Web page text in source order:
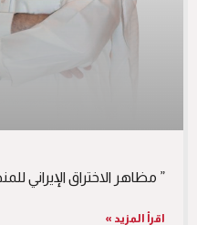
” مظاهر الاختراق الإيراني
اقرأ المزيد »